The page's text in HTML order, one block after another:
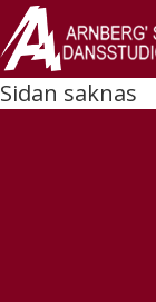
Sidan saknas